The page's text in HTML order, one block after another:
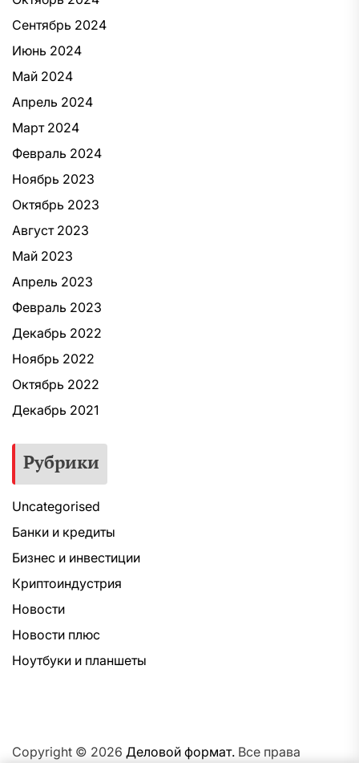
Сентябрь 2024
Июнь 2024
Май 2024
Апрель 2024
Март 2024
Февраль 2024
Ноябрь 2023
Октябрь 2023
Август 2023
Май 2023
Апрель 2023
Февраль 2023
Декабрь 2022
Ноябрь 2022
Октябрь 2022
Декабрь 2021
Рубрики
Uncategorised
Банки и кредиты
Бизнес и инвестиции
Криптоиндустрия
Новости
Новости плюс
Ноутбуки и планшеты
Copyright © 2026 Деловой формат. Все права